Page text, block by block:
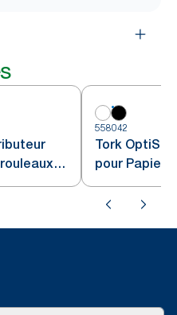
558042
Tork
pour Papier
sans